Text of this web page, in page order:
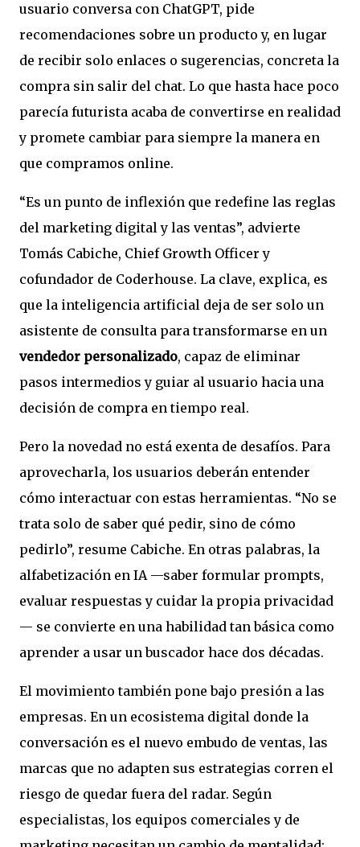
usuario conversa con ChatGPT, pide
recomendaciones sobre un producto y, en lugar
de recibir solo enlaces o sugerencias, concreta la
compra sin salir del chat. Lo que hasta hace poco
parecía futurista acaba de convertirse en realidad
y promete cambiar para siempre la manera en
que compramos online.
“Es un punto de inflexión que redefine las reglas
del marketing digital y las ventas”, advierte
Tomás Cabiche, Chief Growth Officer y
cofundador de Coderhouse. La clave, explica, es
que la inteligencia artificial deja de ser solo un
asistente de consulta para transformarse en un
vendedor personalizado, capaz de eliminar
pasos intermedios y guiar al usuario hacia una
decisión de compra en tiempo real.
Pero la novedad no está exenta de desafíos. Para
aprovecharla, los usuarios deberán entender
cómo interactuar con estas herramientas. “No se
trata solo de saber qué pedir, sino de cómo
pedirlo”, resume Cabiche. En otras palabras, la
alfabetización en IA —saber formular prompts,
evaluar respuestas y cuidar la propia privacidad
— se convierte en una habilidad tan básica como
aprender a usar un buscador hace dos décadas.
El movimiento también pone bajo presión a las
empresas. En un ecosistema digital donde la
conversación es el nuevo embudo de ventas, las
marcas que no adapten sus estrategias corren el
riesgo de quedar fuera del radar. Según
especialistas, los equipos comerciales y de